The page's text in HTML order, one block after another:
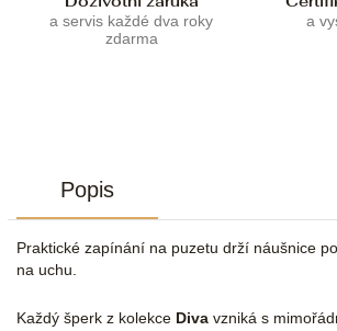
a servis každé dva roky
zdarma
a
Popis
Praktické zapínání na puzetu drží náušnice
na uchu.
Každý šperk z kolekce Diva vzniká s